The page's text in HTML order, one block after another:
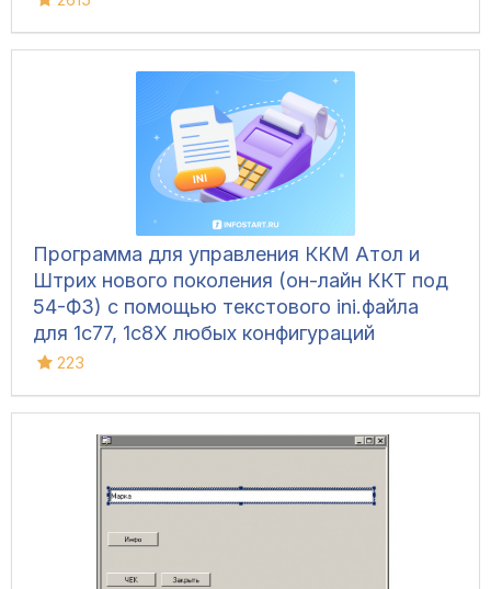
Программа для управления ККМ Атол и
Штрих нового поколения (он-лайн ККТ под
54-ФЗ) с помощью текстового ini.файла
для 1с77, 1с8Х любых конфигураций
223